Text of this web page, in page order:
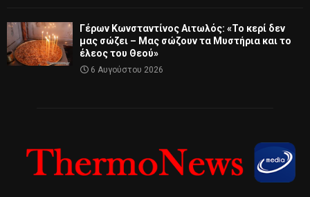
Γέρων Κωνσταντίνος Αιτωλός: «Το κερί δεν
μας σώζει – Μας σώζουν τα Μυστήρια και το
έλεος του Θεού»
6 Αυγούστου 2026